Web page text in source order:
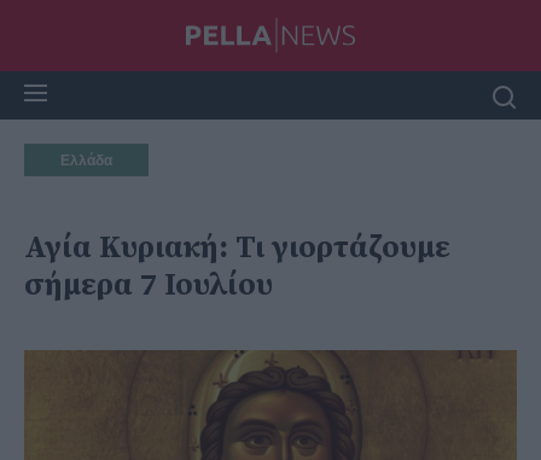
Ελλάδα
Αγία Κυριακή: Τι γιορτάζουμε
σήμερα 7 Ιουλίου